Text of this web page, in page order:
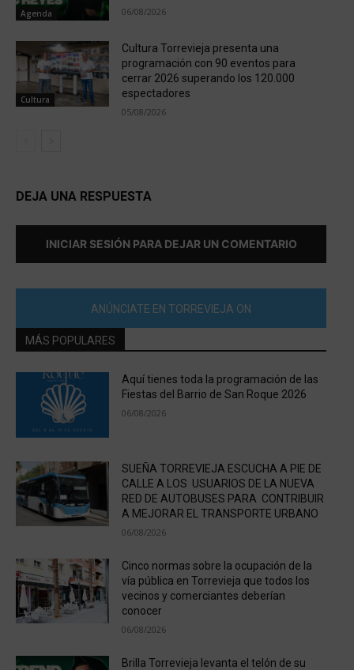
Agenda 06/08/2026
Cultura
Cultura Torrevieja presenta una
programación con 90 eventos para
cerrar 2026 superando los 120.000
espectadores
05/08/2026
DEJA UNA RESPUESTA
INICIAR SESIÓN PARA DEJAR UN COMENTARIO
ANÚNCIATE EN TORREVIEJA ON
MÁS POPULARES
Aquí tienes toda la programación de las
Fiestas del Barrio de San Roque 2026
06/08/2026
SUEÑA TORREVIEJA ESCUCHA A PIE DE
CALLE A LOS USUARIOS DE LA NUEVA
RED DE AUTOBUSES PARA CONTRIBUIR
A MEJORAR EL TRANSPORTE URBANO
06/08/2026
Cinco normas sobre la ocupación de la
vía pública en Torrevieja que todos los
vecinos y comerciantes deberían
conocer
06/08/2026
Brilla Torrevieja levanta el telón de su